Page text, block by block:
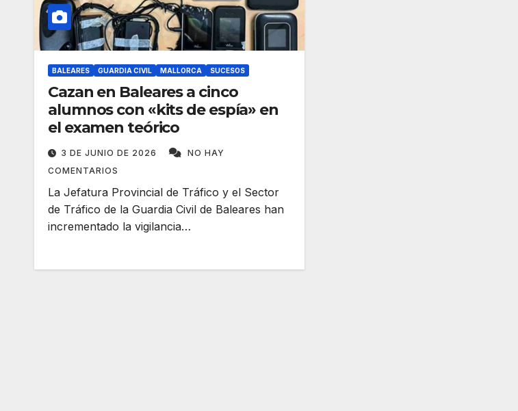
BALEARES GUARDIA CIVIL MALLORCA SUCESOS
Cazan en Baleares a cinco
alumnos con «kits de espía» en
el examen teórico
3 DE JUNIO DE 2026
NO HAY
COMENTARIOS
La Jefatura Provincial de Tráfico y el Sector
de Tráfico de la Guardia Civil de Baleares han
incrementado la vigilancia…